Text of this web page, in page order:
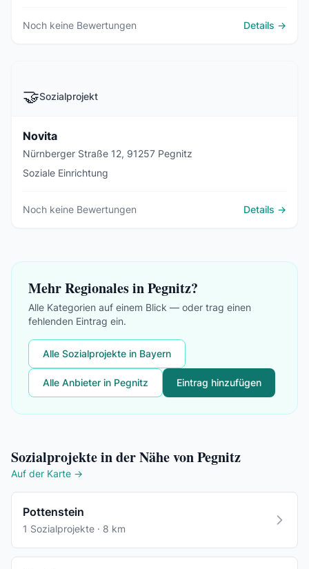
Noch keine Bewertungen Details →
🤝Sozialprojekt
Novita
Nürnberger Straße 12, 91257 Pegnitz
Soziale Einrichtung
Noch keine Bewertungen Details →
Mehr Regionales in Pegnitz?
Alle Kategorien auf einem Blick — oder trag einen
fehlenden Eintrag ein.
Alle Sozialprojekte in Bayern
Alle Anbieter in Pegnitz Eintrag hinzufügen
Sozialprojekte in der Nähe von Pegnitz
Auf der Karte →
Pottenstein
1 Sozialprojekte · 8 km